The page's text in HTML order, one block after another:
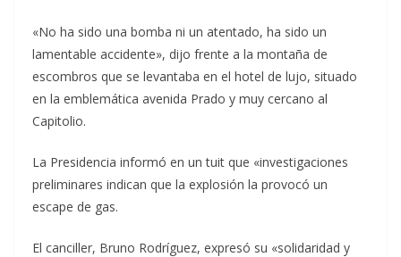
«No ha sido una bomba ni un atentado, ha sido un
lamentable accidente», dijo frente a la montaña de
escombros que se levantaba en el hotel de lujo, situado
en la emblemática avenida Prado y muy cercano al
Capitolio.
La Presidencia informó en un tuit que «investigaciones
preliminares indican que la explosión la provocó un
escape de gas.
El canciller, Bruno Rodríguez, expresó su «solidaridad y